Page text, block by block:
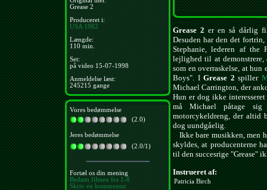
Grease 2
Produceret i:
USA 1982
Længde:
110 min.
Set:
på video 15-07-1998
Anmeldelse læst:
245215 gange
Vores bedømmelse
(2.0)
Jeres bedømmelse
(2.0/1)
Fortæl os din mening
Bedøm filmen fra 1-8
Skriv en kommentar
Grease 2er en så dårlig
Desuden har den det
Stephanie, lederen af
lejlighed til at demonstrere,
som en overraskelse, at
Boys". IGrease 2spiller
Michael Carrington, der
Hun er dog ikke
må Michael påtage
motorcykeldreng, der altid
dog uundgåelig.
Ikke bare musikken, men
skyldes, at producenterne
til den succesrige "Grease"
Instrueret af:
Patricia Birch